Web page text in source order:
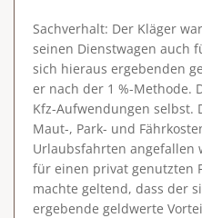
Sachverhalt: Der Kläger
seinen Dienstwagen auch
sich hieraus ergebenden
er nach der 1 %-Methode.
Kfz-Aufwendungen selbst.
Maut-, Park- und
Urlaubsfahrten angefallen
für einen privat genutzten
machte geltend, dass der
ergebende geldwerte